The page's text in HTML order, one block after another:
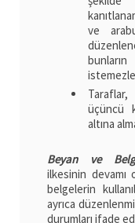
ve
bunların
üçüncü
altına
Beyan ve
ilkesinin
belgelerin
ayrıca
durumları ifade